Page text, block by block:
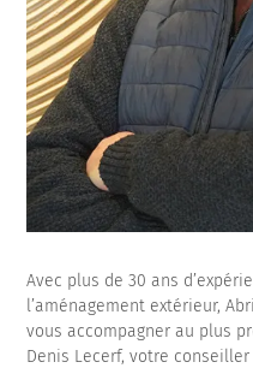
Avec plus de 30 ans
l’aménagement extérieur,
vous accompagner au plus
Denis Lecerf, votre